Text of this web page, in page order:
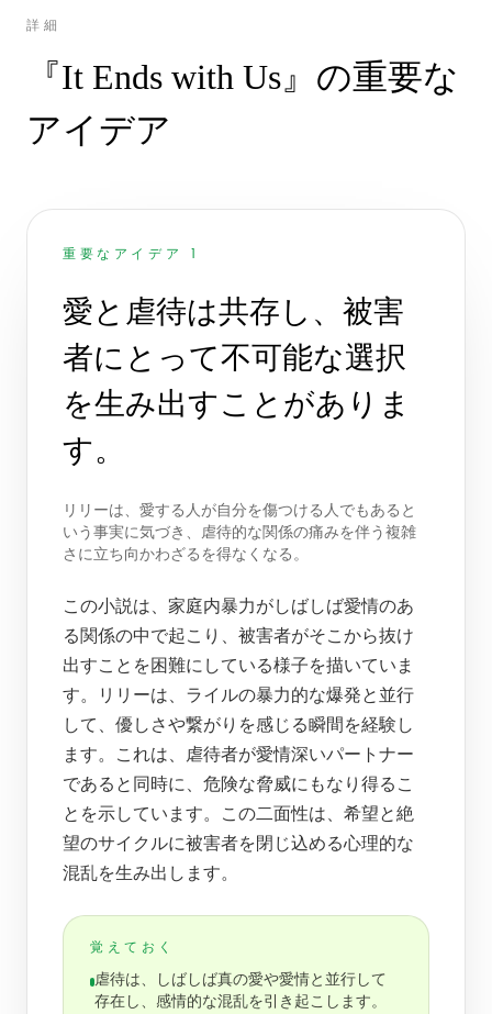
詳細
『It Ends with Us』の重要な
アイデア
重要なアイデア 1
愛と虐待は共存し、被害
者にとって不可能な選択
を生み出すことがありま
す。
リリーは、愛する人が自分を傷つける人でもあると
いう事実に気づき、虐待的な関係の痛みを伴う複雑
さに立ち向かわざるを得なくなる。
この小説は、家庭内暴力がしばしば愛情のあ
る関係の中で起こり、被害者がそこから抜け
出すことを困難にしている様子を描いていま
す。リリーは、ライルの暴力的な爆発と並行
して、優しさや繋がりを感じる瞬間を経験し
ます。これは、虐待者が愛情深いパートナー
であると同時に、危険な脅威にもなり得るこ
とを示しています。この二面性は、希望と絶
望のサイクルに被害者を閉じ込める心理的な
混乱を生み出します。
覚えておく
虐待は、しばしば真の愛や愛情と並行して
存在し、感情的な混乱を引き起こします。